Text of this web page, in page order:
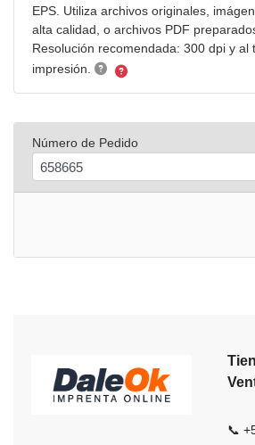
EPS. Utiliza archivos originales,
alta calidad, o archivos PDF
Resolución recomendada: 300 dpi y al
impresión.
Número de Pedido
📞